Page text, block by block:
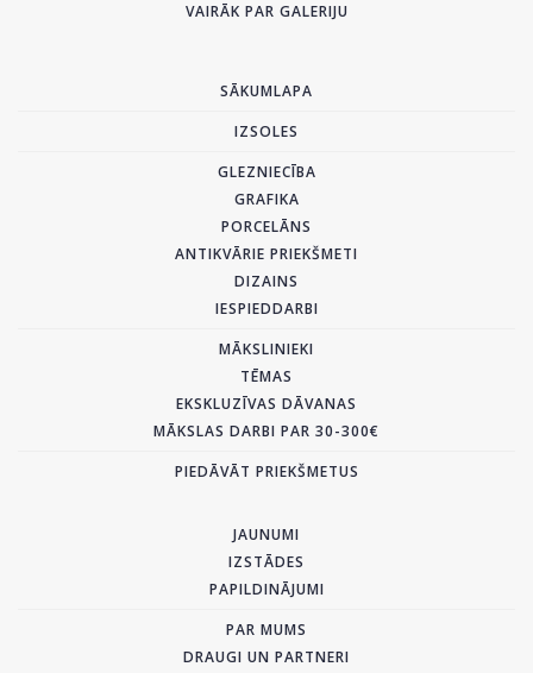
VAIRĀK PAR GALERIJU
SĀKUMLAPA
IZSOLES
GLEZNIECĪBA
GRAFIKA
PORCELĀNS
ANTIKVĀRIE PRIEKŠMETI
DIZAINS
IESPIEDDARBI
MĀKSLINIEKI
TĒMAS
EKSKLUZĪVAS DĀVANAS
MĀKSLAS DARBI PAR 30-300€
PIEDĀVĀT PRIEKŠMETUS
JAUNUMI
IZSTĀDES
PAPILDINĀJUMI
PAR MUMS
DRAUGI UN PARTNERI